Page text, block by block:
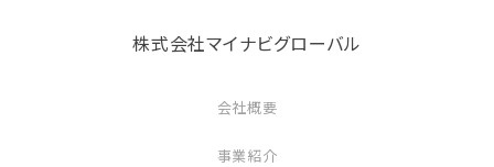
株式会社マイナビグローバル
会社概要
事業紹介